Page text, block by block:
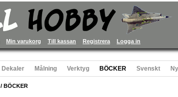
Min varukorg Till kassan Registrera Logga in
Dekaler Målning Verktyg BÖCKER Svenskt
/ BÖCKER